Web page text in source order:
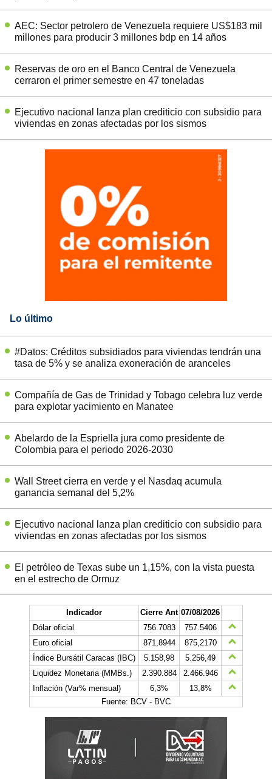
AEC: Sector petrolero de Venezuela requiere US$183 mil
millones para producir 3 millones bdp en 14 años
Reservas de oro en el Banco Central de Venezuela
cerraron el primer semestre en 47 toneladas
Ejecutivo nacional lanza plan crediticio con subsidio para
viviendas en zonas afectadas por los sismos
Lo último
#Datos: Créditos subsidiados para viviendas tendrán una
tasa de 5% y se analiza exoneración de aranceles
Compañía de Gas de Trinidad y Tobago celebra luz verde
para explotar yacimiento en Manatee
Abelardo de la Espriella jura como presidente de
Colombia para el periodo 2026-2030
Wall Street cierra en verde y el Nasdaq acumula
ganancia semanal del 5,2%
Ejecutivo nacional lanza plan crediticio con subsidio para
viviendas en zonas afectadas por los sismos
El petróleo de Texas sube un 1,15%, con la vista puesta
en el estrecho de Ormuz
Indicador Cierre Ant 07/08/2026
Dólar oficial
756.7083
757.5406
Euro oficial
871,8944
875,2170
Índice Bursátil Caracas (IBC)
5.158,98
5.256,49
Liquidez Monetaria (MMBs.)
2.390.884
2.466.946
Inflación (Var% mensual)
6,3%
13,8%
Fuente: BCV - BVC